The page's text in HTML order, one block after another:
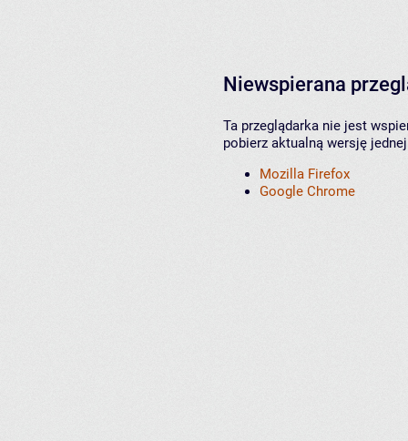
Niewspierana
Ta przeglądarka nie jest
pobierz aktualną wersję
Mozilla Firefox
Google Chrome